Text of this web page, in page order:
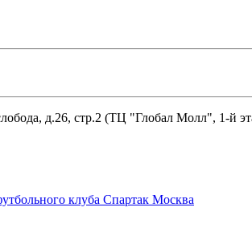
д.26, стр.2 (ТЦ "Глобал Молл", 1-й